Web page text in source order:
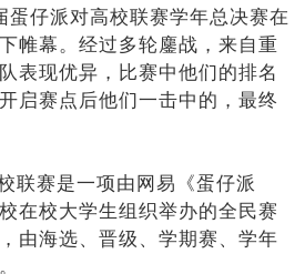
蛋仔派对高校联赛学年总决赛在
帷幕。经过多轮鏖战，来自重
表现优异，比赛中他们的排名
启赛点后他们一击中的，最终
联赛是一项由网易《蛋仔派
在校大学生组织举办的全民赛
由海选、晋级、学期赛、学年